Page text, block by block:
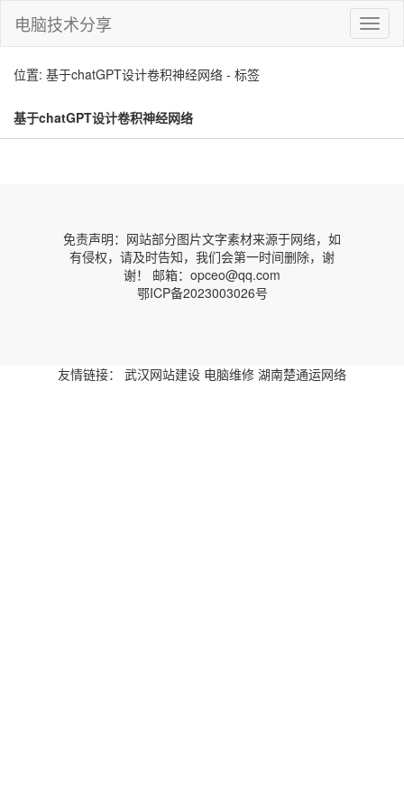
切
换
电脑技术分享
位置: 基于chatGPT设计卷积神经网络 - 标签
基于chatGPT设计卷积神经网络
免责声明：网站部分图片文字素材来源于网络，如
有侵权，请及时告知，我们会第一时间删除，谢
谢！ 邮箱：opceo@qq.com
鄂ICP备2023003026号
友情链接： 武汉网站建设 电脑维修 湖南楚通运网络